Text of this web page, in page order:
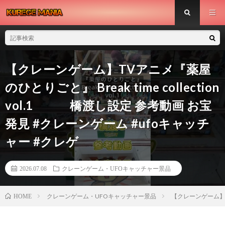
【クレーンゲーム】TVアニメ『薬屋
のひとりごと』 Break time collection
vol.1 橋渡し設定 参考動画 お宝
発見 #クレーンゲーム #ufoキャッチ
ャー #クレゲ
2026.07.08 クレーンゲーム・UFOキャッチャー景品
HOME クレーンゲーム・UFOキャッチャー景品 【クレーンゲー